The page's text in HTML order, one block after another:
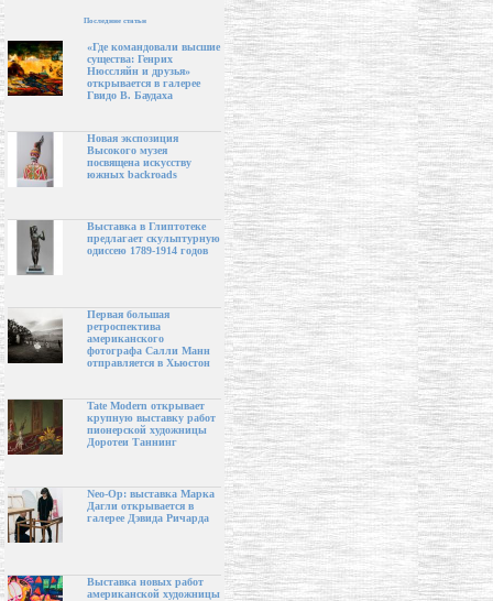
Последние статьи
«Где командовали высшие
существа: Генрих
Нюссляйн и друзья»
открывается в галерее
Гвидо В. Баудаха
Новая экспозиция
Высокого музея
посвящена искусству
южных backroads
Выставка в Глиптотеке
предлагает скульптурную
одиссею 1789-1914 годов
Первая большая
ретроспектива
американского
фотографа Салли Манн
отправляется в Хьюстон
Tate Modern открывает
крупную выставку работ
пионерской художницы
Доротеи Таннинг
Neo-Op: выставка Марка
Дагли открывается в
галерее Дэвида Ричарда
Выставка новых работ
американской художницы